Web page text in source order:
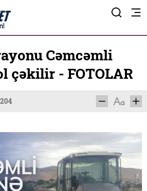
Cəmcəmli
çəkilir - FOTOLAR